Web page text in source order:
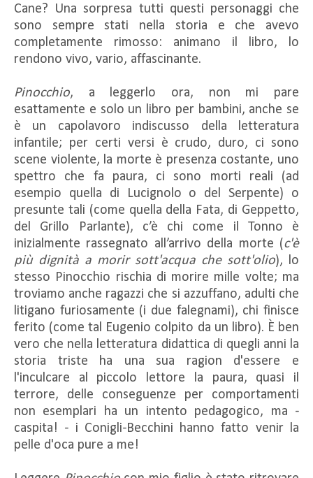
Cane? Una sorpresa tutti questi personaggi che
sono sempre stati nella storia e che avevo
completamente rimosso: animano il libro, lo
rendono vivo, vario, affascinante.
Pinocchio, a leggerlo ora, non mi pare
esattamente e solo un libro per bambini, anche se
è un capolavoro indiscusso della letteratura
infantile; per certi versi è crudo, duro, ci sono
scene violente, la morte è presenza costante, uno
spettro che fa paura, ci sono morti reali (ad
esempio quella di Lucignolo o del Serpente) o
presunte tali (come quella della Fata, di Geppetto,
del Grillo Parlante), c’è chi come il Tonno è
inizialmente rassegnato all’arrivo della morte (c'è
più dignità a morir sott'acqua che sott'olio), lo
stesso Pinocchio rischia di morire mille volte; ma
troviamo anche ragazzi che si azzuffano, adulti che
litigano furiosamente (i due falegnami), chi finisce
ferito (come tal Eugenio colpito da un libro). È ben
vero che nella letteratura didattica di quegli anni la
storia triste ha una sua ragion d'essere e
l'inculcare al piccolo lettore la paura, quasi il
terrore, delle conseguenze per comportamenti
non esemplari ha un intento pedagogico, ma -
caspita! - i Conigli-Becchini hanno fatto venir la
pelle d'oca pure a me!